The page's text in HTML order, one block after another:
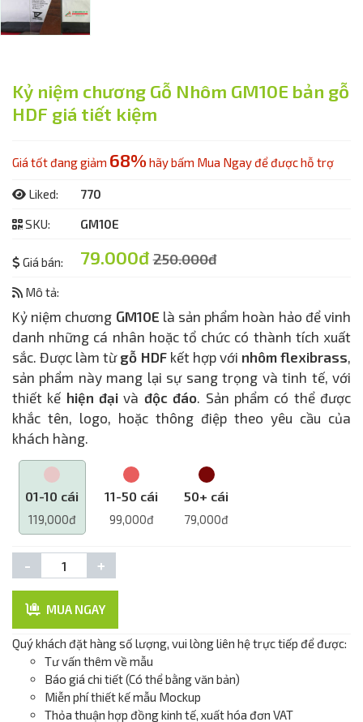
Kỷ niệm chương Gỗ Nhôm GM10E bản gỗ
HDF giá tiết kiệm
Giá tốt đang giảm 68% hãy bấm Mua Ngay để được hỗ trợ
Liked: 770
SKU: GM10E
Giá bán: 79.000đ250.000đ
Mô tả:
Kỷ niệm chương GM10E là sản phẩm hoàn hảo để vinh
danh những cá nhân hoặc tổ chức có thành tích xuất
sắc. Được làm từ gỗ HDFkết hợp với nhôm flexibrass
sản phẩm này mang lại sự sang trọng và tinh tế, với
thiết kế hiện đại và độc đáo . Sản phẩm có thể được
khắc tên, logo, hoặc thông điệp theo yêu cầu của
khách hàng.
01-10 cái
119,000đ
11-50 cái
99,000đ
50+ cái
79,000đ
- +
MUA NGAY
Quý khách đặt hàng số lượng, vui lòng liên hệ trực tiếp để được:
Tư vấn thêm về mẫu
Báo giá chi tiết (Có thể bằng văn bản)
Miễn phí thiết kế mẫu Mockup
Thỏa thuận hợp đồng kinh tế, xuất hóa đơn VAT